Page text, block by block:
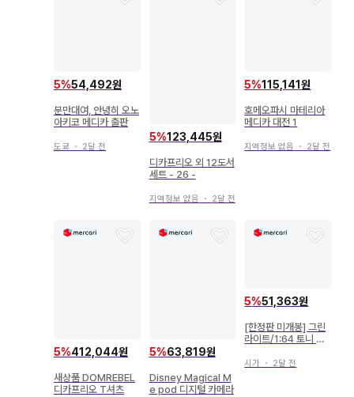
5%54,492원
분만대여, 안녕히 오노
아키코 메디카 출판
도쿄 ・ 2달 전
5%123,445원
디카프리오 외 12도서
세트 - 26 -
지역정보 없음 ・ 2달 전
5%115,141원
호메오파시 마테리아
메디카 대전 1
지역정보 없음 ・ 2달 전
5%412,044원
새상품 DOMREBEL
디카프리오 T셔츠
5%63,819원
Disney Magical M
e pod 디지털 카메라
5%51,363원
[한정판 미개봉] 그린
라이트/1:64 토니 카
시가 ・ 2달 전